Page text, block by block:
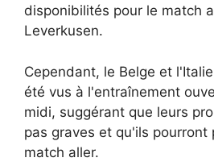
disponibilités pour le match
Leverkusen.
Cependant, le Belge et
été vus à l'entraînement
midi, suggérant que leurs
pas graves et qu'ils pourront
match aller.